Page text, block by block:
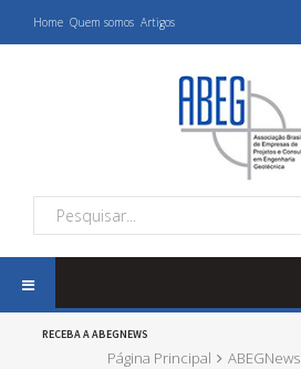
Home Quem somos Artigos
RECEBA A ABEGNEWS
Página Principal ABEGNews